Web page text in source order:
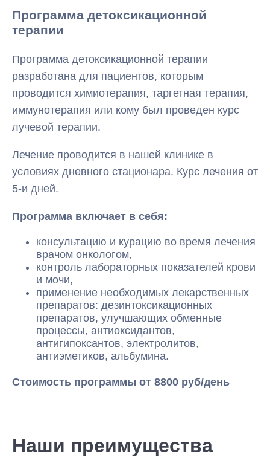
Программа детоксикационной
терапии
Программа детоксикационной терапии
разработана для пациентов, которым
проводится химиотерапия, таргетная терапия,
иммунотерапия или кому был проведен курс
лучевой терапии.
Лечение проводится в нашей клинике в
условиях дневного стационара. Курс лечения от
5-и дней.
Программа включает в себя:
консультацию и курацию во время лечения
врачом онкологом,
контроль лабораторных показателей крови
и мочи,
применение необходимых лекарственных
препаратов: дезинтоксикационных
препаратов, улучшающих обменные
процессы, антиоксидантов,
антигипоксантов, электролитов,
антиэметиков, альбумина.
Стоимость программы от 8800 руб/день
Наши преимущества